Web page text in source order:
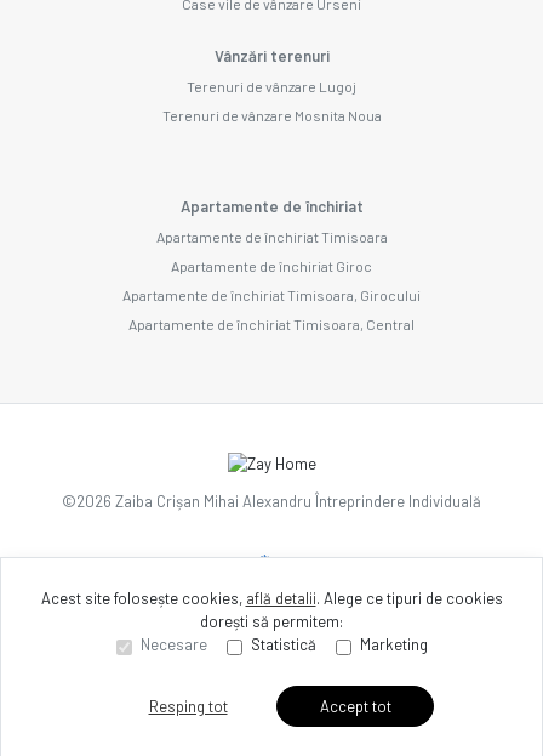
Sună acum Solicită vizionare
Case vile de vânzare Urseni
Vânzări terenuri
Terenuri de vânzare Lugoj
Terenuri de vânzare Mosnita Noua
Apartamente de închiriat
Apartamente de închiriat Timisoara
Apartamente de închiriat Giroc
Apartamente de închiriat Timisoara, Girocului
Apartamente de închiriat Timisoara, Central
©2026 Zaiba Crișan Mihai Alexandru Întreprindere Individuală
Acest site folosește cookies, află detalii. Alege ce tipuri de cookies
dorești să permitem:
Necesare
Statistică Marketing
Resping tot Accept tot